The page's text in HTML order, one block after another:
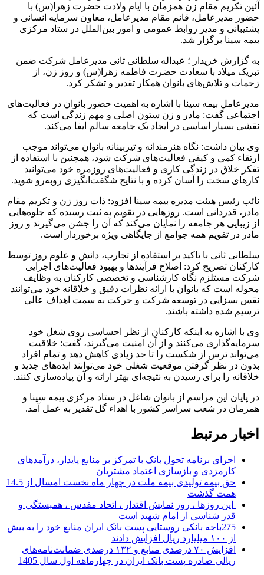
آئین تکریم مقام زن همزمان با ایام ولادت حضرت زهرا(س) با
حضور مدیرعامل، قائم مقام مدیرعامل، معاون سرمایه انسانی و
پشتیبانی و مدیر روابط عمومی و امور بین‌الملل در ستاد مرکزی
بیمه سینا برگزار شد.
به گزارش خریدار ؛ عبداله سلطانی ثانی مدیرعامل شرکت ضمن
تبریک میلاد با سعادت حضرت فاطمه زهرا(س) و روز زن، از
زحمات و تلاش‌های بانوان همکار تقدیر و تشکر کرد.
مدیرعامل بیمه سینا با اشاره به اهمیت حضور بانوان در فعالیت‌های
اجتماعی گفت: مادر و زن ستون اصلی و مهم زندگی است که
نقشی بسیار اساسی در ایجاد یک جامعه سالم ایفا می‌کند.
وی بیان داشت: نگاه هنرمندانه و تیزبینانه بانوان می‌تواند موجب
ارتقاء کمی و کیفی فعالیت‌های شرکت شود، همچنین با استفاده از
تفکر خلاق در زندگی کاری و فعالیت‌های روزمره خود می‌توانید
کارهای سخت را آسان کرده و با نتایج شگفت‌انگیزی روبه‌رو شوید.
نائب رئیس هیئت مدیره بیمه سینا افزود: ذات روز زن و تکریم مقام
مادر، قدردانی است. روزهایی در تقویم به ثبت رسیده که جلوه‌هایی
از زیبایی هر جامعه را نمایان می‌کند که آن را جشن می‌گیرند و روز
مادر در تقویم همه جوامع از جایگاهی ویژه برخوردار است.
سلطانی ثانی با تاکید بر استفاده از تجارب، دانش و علوم روز توسط
کارکنان تصریح کرد: اصلاح فرآیندها و بهبود فعالیت‌های اجرایی
شرکت مستلزم نگاه کارشناسی و تخصصی کارکنان به وظایف
محوله است که بانوان با ارائه نظرات دقیق و خلاقانه خود می‌توانند
نقس بسزایی در توسعه شرکت و حرکت به سمت اهداف عالی
ترسیم شده داشته باشند.
وی با اشاره به اینکه کارکنان از نظر احساسی روی شغل خود
سرمایه‌گذاری می‌کنند و از آن امنیت می‌گیرند، گفت: خلاقیت
می‌تواند ترس از شکست را تا حد زیادی کاهش دهد و تمام افراد
بدون در نظر گرفتن موقعیت شغلی خود می‌توانند ایده‌های جدید و
خلاقانه را برای رسیدن به نتیجه‌ای بهتر ارائه و آن پیاده‌سازی کنند.
در پایان این مراسم از بانوان شاغل در ستاد مرکزی بیمه سینا و
همزمان در شعب سراسر کشور با اهداء گل تقدیر به عمل آمد.
اخبار مرتبط
اجرای برنامه تحول بانک با تمرکز بر منابع پایدار، درآمدهای
کارمزدی و بازسازی اعتماد مشتریان
حق بیمه تولیدی بیمه ملت در چهار ماه نخست امسال از 14.5
همت گذشت
این روزها ، روز نمایش اقتدار ، اتحاد مقدس ، همبستگی و
قدر شناسی از امام شهید است
275باجه بانکی روستایی پست بانک ایران منابع خود را به بیش
از ۱۰۰ میلیارد ریال افزایش دادند
افزایش ۷۰ درصدی منابع و ۱۳۲ درصدی ضمانت‌نامه‌های
ریالی صادره پست بانک ایران در چهارماهه اول سال 1405